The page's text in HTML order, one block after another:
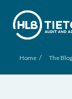
Home / The